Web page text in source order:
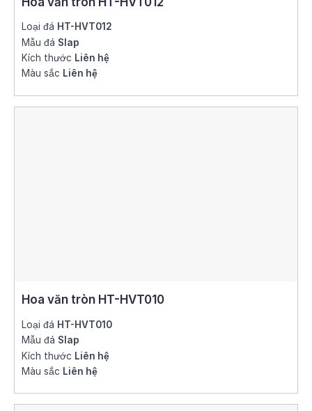
Loại đá HT-HVT012
Mẫu đá Slap
Kích thước Liên hệ
Màu sắc Liên hệ
Hoa văn tròn HT-HVT010
Loại đá HT-HVT010
Mẫu đá Slap
Kích thước Liên hệ
Màu sắc Liên hệ